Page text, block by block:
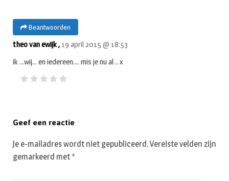
Beantwoorden
theo van ewijk , 19 april 2015 @ 18:53
ik …wij… en iedereen…. mis je nu al .. x
Geef een reactie
Je e-mailadres wordt niet gepubliceerd.Vereiste velden zijn
gemarkeerd met *